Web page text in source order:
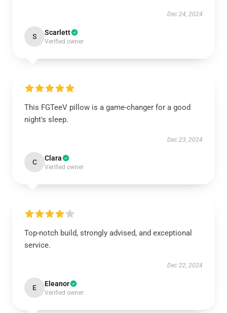
Dec 24, 2024
S Scarlett
Verified owner
This FGTeeV pillow is a game-changer for a good
night's sleep.
Dec 23, 2024
C Clara
Verified owner
Top-notch build, strongly advised, and exceptional
service.
Dec 22, 2024
E Eleanor
Verified owner